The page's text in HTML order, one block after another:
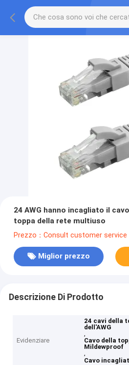
24 AWG hanno incagliato il
toppa della rete multiuso
Prezzo：Consult customer service
Miglior prezzo
Descrizione Di Prodotto
Evidenziare
24 cavi della
dell'AWG
,
Cavo della
Mildewproof
,
Cavo